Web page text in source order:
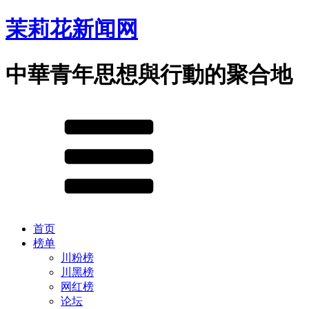
茉莉花新闻网
中華青年思想與行動的聚合地
首页
榜单
川粉榜
川黑榜
网红榜
论坛